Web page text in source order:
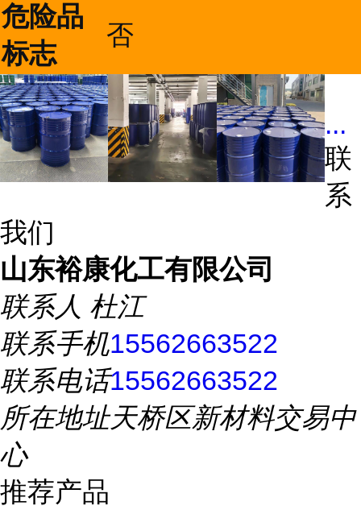
危险品
标志
否
...
联
系
我们
山东裕康化工有限公司
联系人 杜江
联系手机15562663522
联系电话15562663522
所在地址天桥区新材料交易中
心
推荐产品